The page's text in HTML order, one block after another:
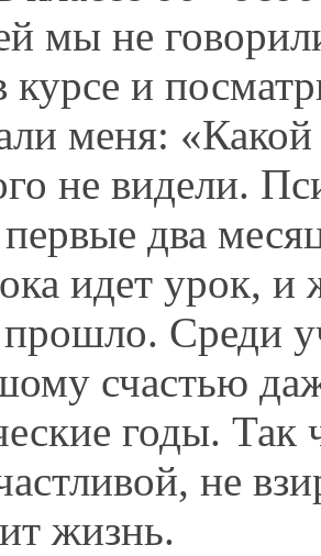
мы не
курсе и
меня:
не видели.
два
идет урок,
Среди
счастью
годы.
не
жизнь.